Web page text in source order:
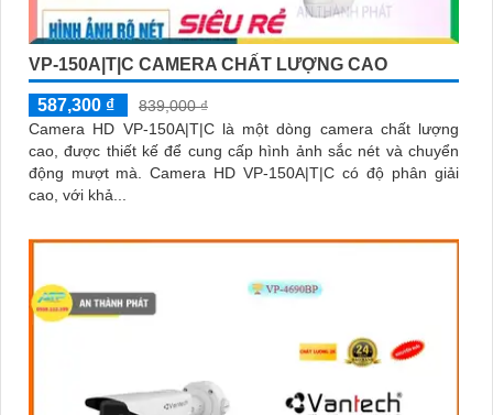
VP-150A|T|C CAMERA CHẤT LƯỢNG CAO
587,300 ₫
839,000 ₫
Camera HD VP-150A|T|C là một dòng camera chất lượng
cao, được thiết kế để cung cấp hình ảnh sắc nét và chuyển
động mượt mà. Camera HD VP-150A|T|C có độ phân giải
cao, với khả...